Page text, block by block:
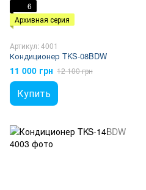
6
Архивная серия
Артикул: 4001
Кондиционер TKS-08BDW
11 000 грн 12 100 грн
Купить